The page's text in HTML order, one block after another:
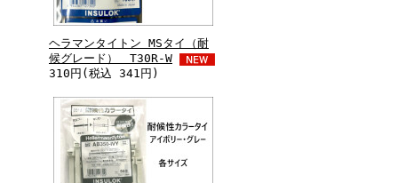
ヘラマンタイトン MSタイ（耐
候グレード） T30R-W
310円(税込 341円)